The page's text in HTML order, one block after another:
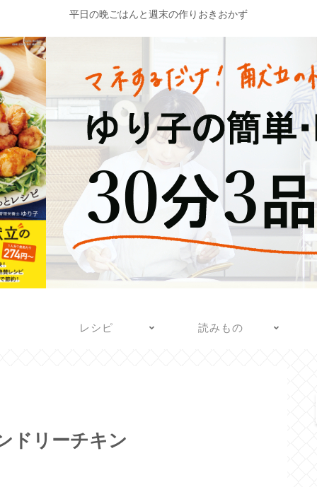
平日の晩ごはんと週末の作りおきおかず
レシピ 読みもの
ドリーチキン